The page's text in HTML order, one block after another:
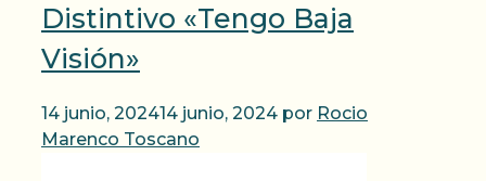
Distintivo «Tengo Baja
Visión»
14 junio, 202414 junio, 2024 por Rocio
Marenco Toscano